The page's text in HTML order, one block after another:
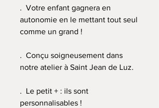
. Votre enfant gagnera en
autonomie en le mettant tout seul
comme un grand !
. Conçu soigneusement dans
notre atelier à Saint Jean de Luz.
. Le petit + : ils sont
personnalisables !